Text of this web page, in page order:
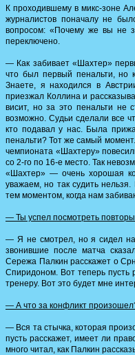
К проходившему в микс-зоне
журналистов поначалу не
вопросом: «Почему же вы не
переключено.
— Как забивает «Шахтер»
что был первый пенальти, но
Знаете, я находился в
приезжал Коллина и
висит, но за это пенальти не
возможно. Судьи сделали все
кто подавал у нас. Была
пенальти? Тот же самый
чемпионата «Шахтеру»
со 2-го по 16-е место. Так
«Шахтер» — очень хорошая
уважаем, но так судить
тем моментом, когда нам
— Ты успел посмотреть
— Я не смотрел, но я сидел на
звонившие после матча
Сережа Палкин расскажет о
Спиридоном. Вот теперь
тренеру. Вот это будет мне
— А что за конфликт
— Вся та стычка, которая
пусть расскажет, имеет ли
много читал, как Палкин